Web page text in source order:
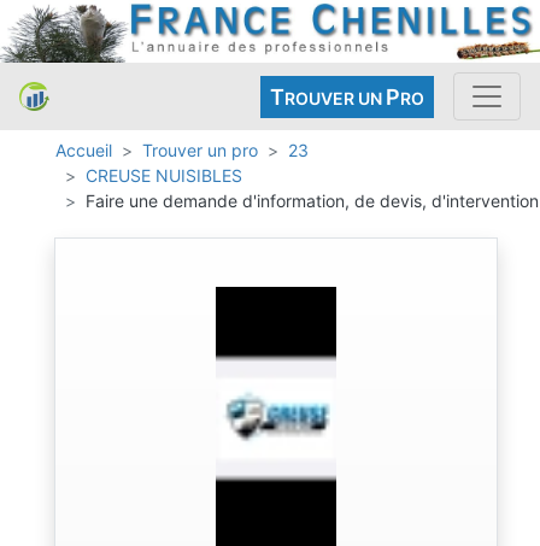
TROUVER UN PRO
Accueil Trouver un pro
23
CREUSE NUISIBLES
Faire une demande d'information, de devis, d'intervention